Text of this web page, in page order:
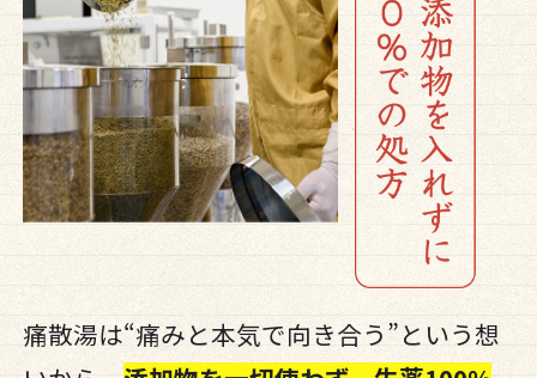
痛散湯は“痛みと本気で向き合う”という想